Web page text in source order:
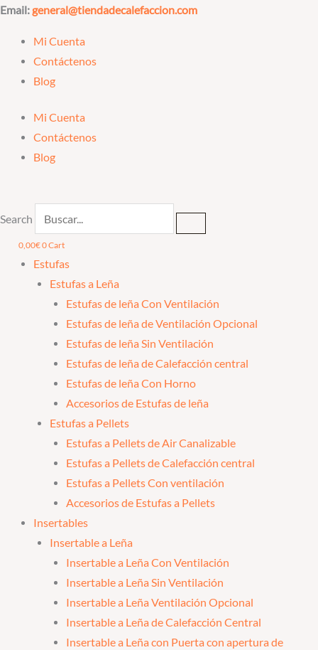
Ir
contenido
Email:general@tiendadecalefaccion.com
Mi Cuenta
Contáctenos
Blog
Mi Cuenta
Contáctenos
Blog
Search
0,00€0Cart
Estufas
Estufas a Leña
Estufas de leña Con Ventilación
Estufas de leña de Ventilación Opcional
Estufas de leña Sin Ventilación
Estufas de leña de Calefacción central
Estufas de leña Con Horno
Accesorios de Estufas de leña
Estufas a Pellets
Estufas a Pellets de Air Canalizable
Estufas a Pellets de Calefacción central
Estufas a Pellets Con ventilación
Accesorios de Estufas a Pellets
Insertables
Insertable a Leña
Insertable a Leña Con Ventilación
Insertable a Leña Sin Ventilación
Insertable a Leña Ventilación Opcional
Insertable a Leña de Calefacción Central
Insertable a Leña con Puerta con apertura de